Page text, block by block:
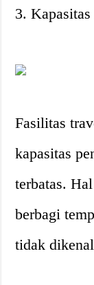
3. Kapasitas
Fasilitas
kapasitas
terbatas.
berbagi
tidak